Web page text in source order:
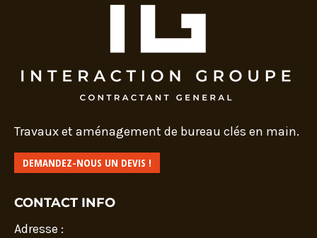
Travaux et aménagement de bureau clés en main.
DEMANDEZ-NOUS UN DEVIS !
CONTACT INFO
Adresse :